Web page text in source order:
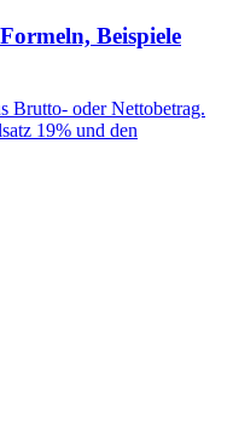
Beispiele
Brutto- oder Nettobetrag.
19% und den